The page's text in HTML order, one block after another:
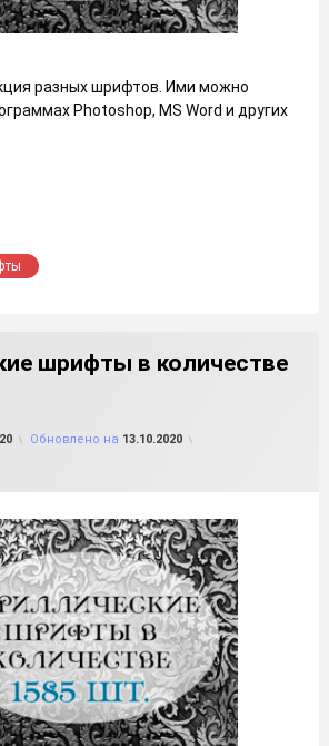
разных шрифтов. Ими можно
Photoshop, MS Word и других
шрифты в количестве
Обновлено на 13.10.2020